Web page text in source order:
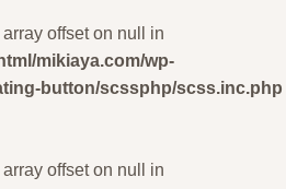
offset on null in
mikiaya.com/wp-
button/scssphp/scss.inc.php
offset on null in